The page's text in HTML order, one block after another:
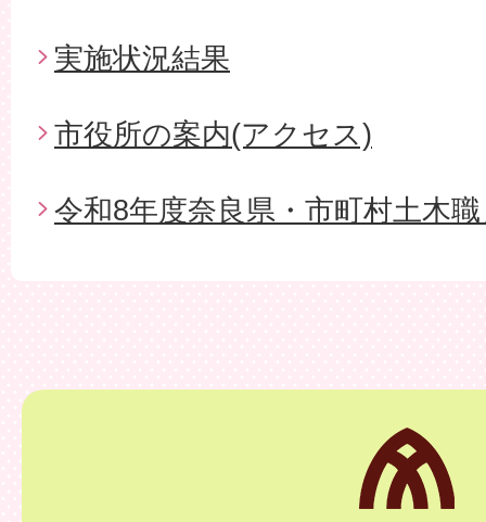
実施状況結果
市役所の案内(アクセス)
令和8年度奈良県・市町村土木